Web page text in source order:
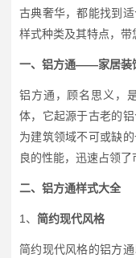
古典奢华，都能找到
样式种类及其特点，带
一、铝方通——家居装
铝方通，顾名思义，
体，它起源于古老的
为建筑领域不可或缺
良的性能，迅速占领了
二、铝方通样式大全
1、 简约现代风格
简约现代风格的铝方